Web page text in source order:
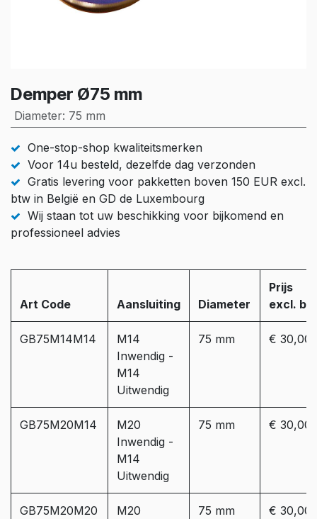
Demper Ø75 mm
Diameter: 75 mm
One-stop-shop kwaliteitsmerken
Voor 14u besteld, dezelfde dag verzonden
Gratis levering voor pakketten boven 150 EUR excl.
btw in België en GD de Luxembourg
Wij staan tot uw beschikking voor bijkomend en
professioneel advies
Art Code Aansluiting Diameter
Prijs
excl.
GB75M14M14
M14
Inwendig -
M14
Uitwendig
75 mm € 30,00
GB75M20M14
M20
Inwendig -
M14
Uitwendig
75 mm € 30,00
GB75M20M20
M20
75 mm € 30,00